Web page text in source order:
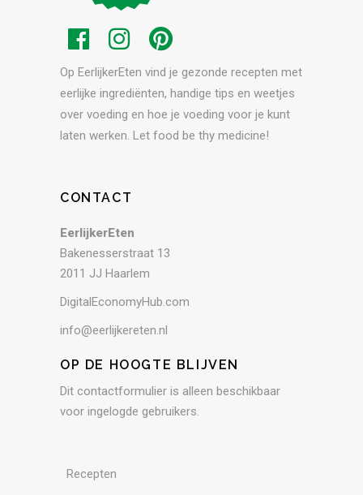
Op EerlijkerEten vind je gezonde recepten met
eerlijke ingrediënten, handige tips en weetjes
over voeding en hoe je voeding voor je kunt
laten werken. Let food be thy medicine!
CONTACT
EerlijkerEten
Bakenesserstraat 13
2011 JJ Haarlem
DigitalEconomyHub.com
info@eerlijkereten.nl
OP DE HOOGTE BLIJVEN
Dit contactformulier is alleen beschikbaar
voor ingelogde gebruikers.
Recepten